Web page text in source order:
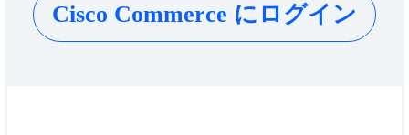
Cisco Commerce にログイン